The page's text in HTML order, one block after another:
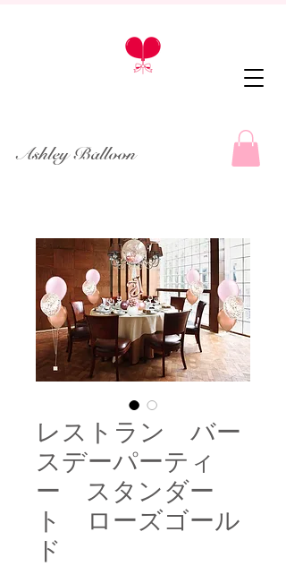
Ashley Balloon
レストラン バー
スデーパーティ
ー スタンダー
ト ローズゴール
ド